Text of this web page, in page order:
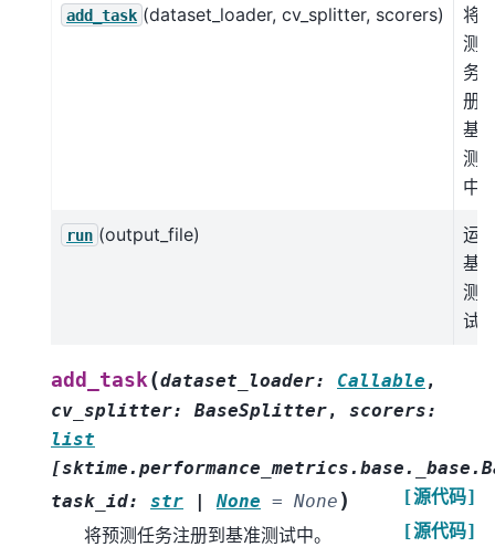
add_task (dataset_loader, cv_splitter, scorers)
将
测
务
册
基
测
中
run (output_file)
运
基
测
试
add_task (dataset_loader: Callable ,
cv_splitter: BaseSplitter, scorers:
list
[
task_id: str | None = None )
[源代码]
[源代码]
将预测任务注册到基准测试中。